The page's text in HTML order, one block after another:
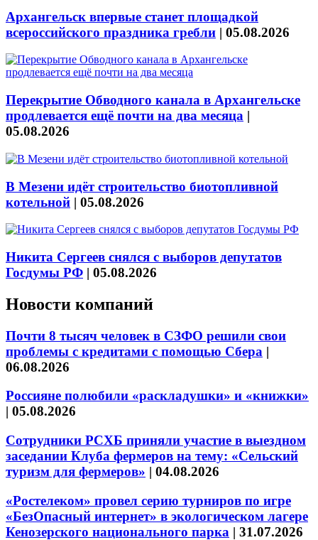
Архангельск впервые станет площадкой
всероссийского праздника гребли | 05.08.2026
Перекрытие Обводного канала в Архангельске
продлевается ещё почти на два месяца |
05.08.2026
В Мезени идёт строительство биотопливной
котельной | 05.08.2026
Никита Сергеев снялся с выборов депутатов
Госдумы РФ | 05.08.2026
Новости компаний
Почти 8 тысяч человек в СЗФО решили свои
проблемы с кредитами с помощью Сбера |
06.08.2026
Россияне полюбили «раскладушки» и «книжки»
| 05.08.2026
Сотрудники РСХБ приняли участие в выездном
заседании Клуба фермеров на тему: «Сельский
туризм для фермеров» | 04.08.2026
«Ростелеком» провел серию турниров по игре
«БезОпасный интернет» в экологическом лагере
Кенозерского национального парка | 31.07.2026